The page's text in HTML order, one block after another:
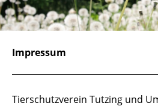
Impressum
Tierschutzverein Tutzing und